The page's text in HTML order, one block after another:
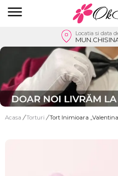
Locatia si data
Acasa / Torturi / Tort Inimioara